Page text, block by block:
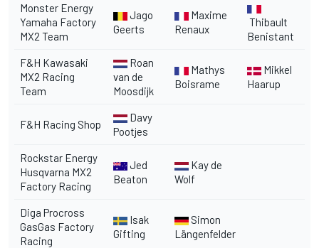
Monster Energy
Yamaha Factory
MX2 Team
Jago
Geerts
Maxime
Renaux
Thibault
Benistant
F&H Kawasaki
MX2 Racing
Team
Roan
van de
Moosdijk
Mathys
Boisrame
Mikkel
Haarup
F&H Racing Shop
Davy
Pootjes
Rockstar Energy
Husqvarna MX2
Factory Racing
Jed
Beaton
Kay de
Wolf
Diga Procross
GasGas Factory
Racing
Isak
Gifting
Simon
Längenfelder